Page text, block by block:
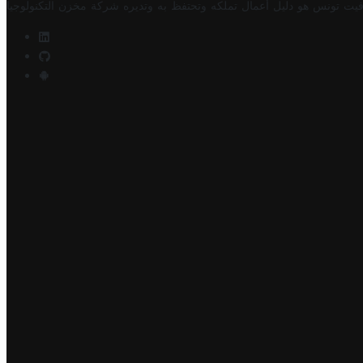
تونس هو دليل أعمال تملكه وتحتفظ به وتديره شركة مخزن التكنولوجيا